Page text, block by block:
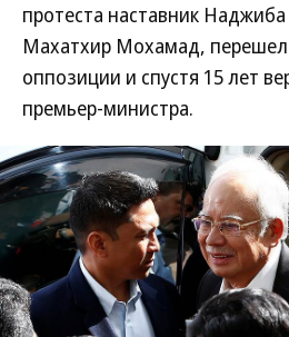
протеста наставник
Махатхир Мохамад, перешел
оппозиции и спустя 15 лет
премьер-министра.